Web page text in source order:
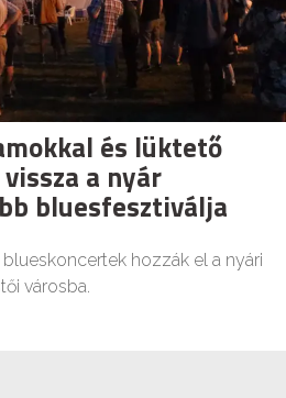
és lüktető
a nyár
bluesfesztiválja
hozzák el a nyári
városba.